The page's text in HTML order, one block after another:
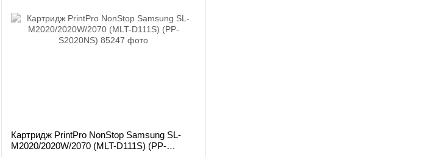
Картридж PrintPro NonStop Samsung SL-
M2020/2020W/2070 (MLT-D111S) (PP-